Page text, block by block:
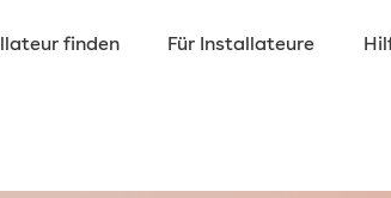
finden Für Installateure